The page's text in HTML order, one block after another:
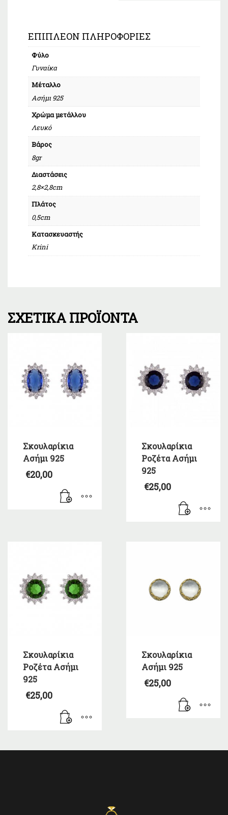
ΕΠΙΠΛΈΟΝ ΠΛΗΡΟΦΟΡΊΕΣ
Φύλο
Γυναίκα
Μέταλλο
Ασήμι 925
Χρώμα μετάλλου
Λευκό
Βάρος
8gr
Διαστάσεις
2,8×2,8cm
Πλάτος
0,5cm
Κατασκευαστής
Krini
ΣΧΕΤΙΚΆ ΠΡΟΪΌΝΤΑ
Σκουλαρίκια
Ασήμι 925
€20,00
Σκουλαρίκια
Ροζέτα Ασήμι
925
€25,00
Σκουλαρίκια
Ροζέτα Ασήμι
925
€25,00
Σκουλαρίκια
Ασήμι 925
€25,00